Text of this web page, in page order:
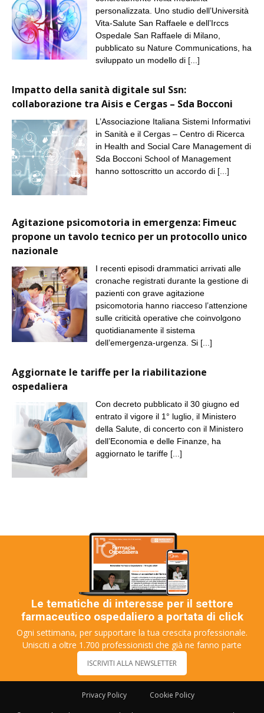
personalizzata. Uno studio dell’Università
Vita-Salute San Raffaele e dell’Irccs
Ospedale San Raffaele di Milano,
pubblicato su Nature Communications, ha
sviluppato un modello di [...]
Impatto della sanità digitale sul Ssn:
collaborazione tra Aisis e Cergas – Sda Bocconi
L’Associazione Italiana Sistemi Informativi
in Sanità e il Cergas – Centro di Ricerca
in Health and Social Care Management di
Sda Bocconi School of Management
hanno sottoscritto un accordo di [...]
Agitazione psicomotoria in emergenza: Fimeuc
propone un tavolo tecnico per un protocollo unico
nazionale
I recenti episodi drammatici arrivati alle
cronache registrati durante la gestione di
pazienti con grave agitazione
psicomotoria hanno riacceso l’attenzione
sulle criticità operative che coinvolgono
quotidianamente il sistema
dell’emergenza-urgenza. Si [...]
Aggiornate le tariffe per la riabilitazione
ospedaliera
Con decreto pubblicato il 30 giugno ed
entrato il vigore il 1° luglio, il Ministero
della Salute, di concerto con il Ministero
dell’Economia e delle Finanze, ha
aggiornato le tariffe [...]
Le tematiche di interesse per il settore
farmaceutico ospedaliero a portata di click
Ogni settimana, per supportare la tua crescita professionale.
Unisciti a oltre 1.700 professionisti che già ne fanno parte
ISCRIVITI ALLA NEWSLETTER
Privacy Policy Cookie Policy